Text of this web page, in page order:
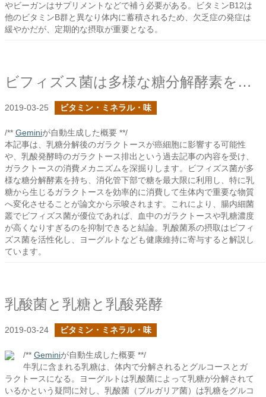
やビーガンはサプリメントなどで補う必要がある。ビタミンB12は
他のビタミンB群と異なり体内に蓄積されるため、欠乏症の発症は
緩やかだが、定期的な摂取が重要となる。
ビフィズス菌は多様な糖分解酵素を持つ
2019-03-25 ビタミン・ミネラル・味
/** Geminiが自動生成した概要 **/
本記事は、乳糖分解後のガラクトースが癌細胞に影響する可能性
や、乳酸発酵時のガラクトース排出という過去記事の内容を受け、
ガラクトースの消費メカニズムを深掘りします。ビフィズス菌が多
様な糖分解酵素を持ち、消化管下部で糖を最大限に利用し、特に乳
糖から生じるガラクトースを効率的に消費して生体内で重要な物質
へ変化させることが論文から示唆されます。これにより、腸内細菌
叢でビフィズス菌が優位であれば、血中のガラクトースや乳糖濃度
が高くなりすぎるのを抑制できると結論。乳酸菌系の摂取はビフィ
ズス菌を活性化し、ヨーグルトなども健康維持に寄与すると解説し
ています。
乳酸菌と乳糖と乳酸発酵
2019-03-24 ビタミン・ミネラル・味
/** Geminiが自動生成した概要 **/
牛乳に含まれる乳糖は、体内で分解されるとグルコースとガ
ラクトースになる。ヨーグルトは乳酸菌によって乳糖が分解されて
いるかという疑問に対し、乳酸菌（ブルガリア菌）は乳糖をグルコ